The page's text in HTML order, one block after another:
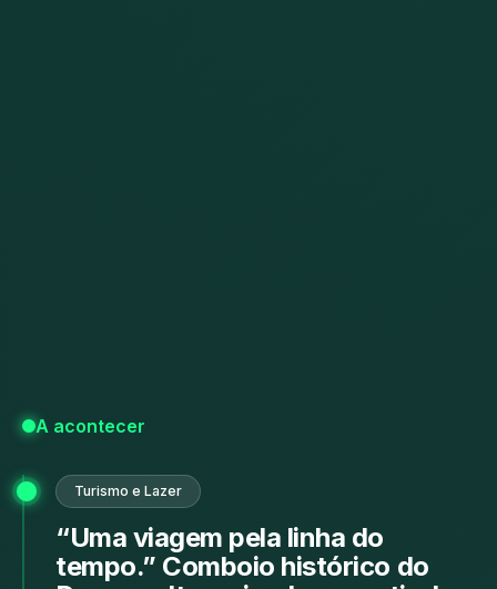
A acontecer
“Uma viagem pela linha do
tempo.” Comboio histórico do
Douro volta a circular a partir de
junho